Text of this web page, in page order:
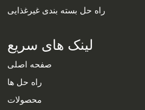
راه حل بسته بندی غیرغذایی
لینک های سریع
صفحه اصلی
راه حل ها
محصولات